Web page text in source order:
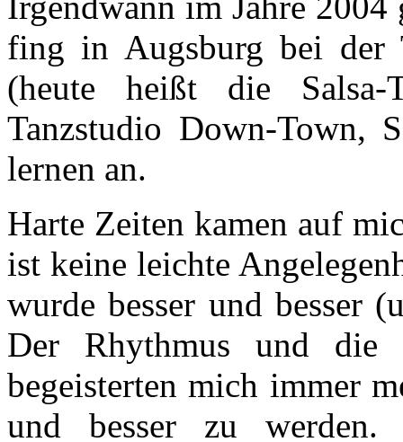
fing in Augsburg bei der
(heute heißt die Salsa-
Tanzstudio Down-Town,
lernen an.
Harte Zeiten kamen auf
ist keine leichte
wurde besser und besser
Der Rhythmus und die
begeisterten mich immer
und besser zu werden.